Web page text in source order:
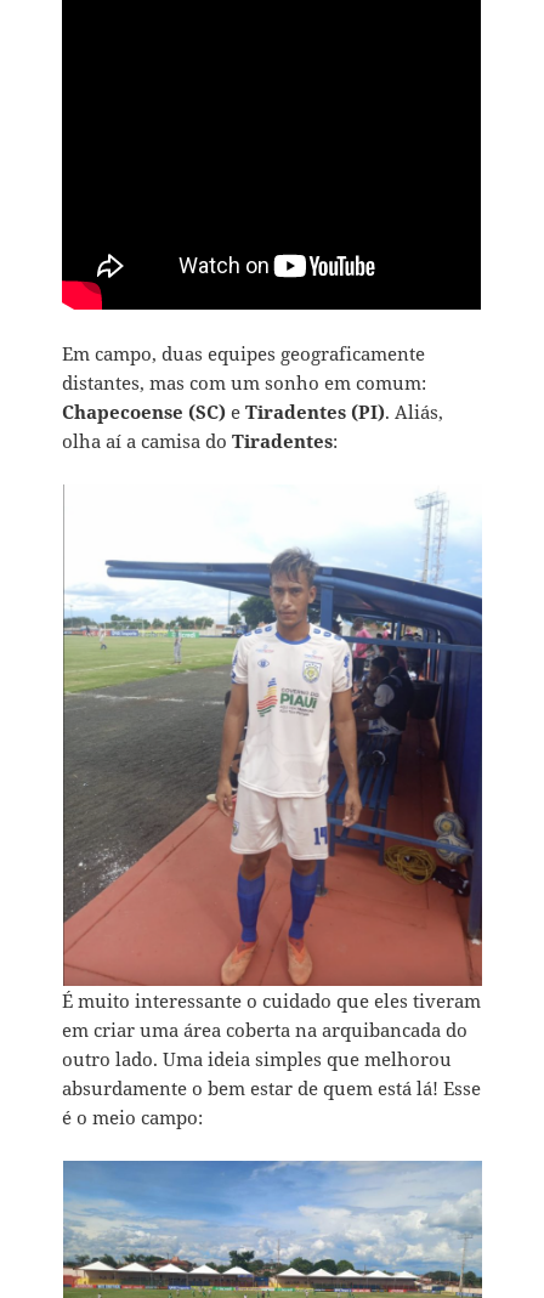
Em campo, duas equipes geograficamente
distantes, mas com um sonho em comum:
Chapecoense (SC) eTiradentes (PI). Aliás,
olha aí a camisa doTiradentes:
É muito interessante o cuidado que eles tiveram
em criar uma área coberta na arquibancada do
outro lado. Uma ideia simples que melhorou
absurdamente o bem estar de quem está lá! Esse
é o meio campo: